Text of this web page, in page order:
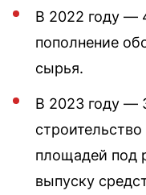
В 2022 году —
пополнение
сырья.
В 2023 году —
площадей под
выпуску